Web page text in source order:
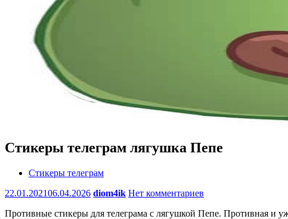
Стикеры телеграм лягушка Пепе
Стикеры телеграм
22.01.202106.04.2026 diom4ik Нет комментариев
Противные стикеры для телеграма с лягушкой Пепе. Противная и